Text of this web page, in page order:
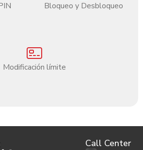
Bloqueo y Desbloqueo
Modificación límite
Call Center